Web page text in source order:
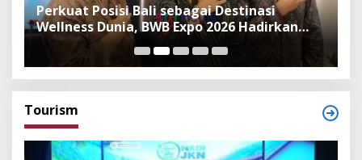
Perkuat Posisi Bali sebagai Destinasi
Wellness Dunia, BWB Expo 2026 Hadirkan
Exhibitor Nasional dan Global
Tourism